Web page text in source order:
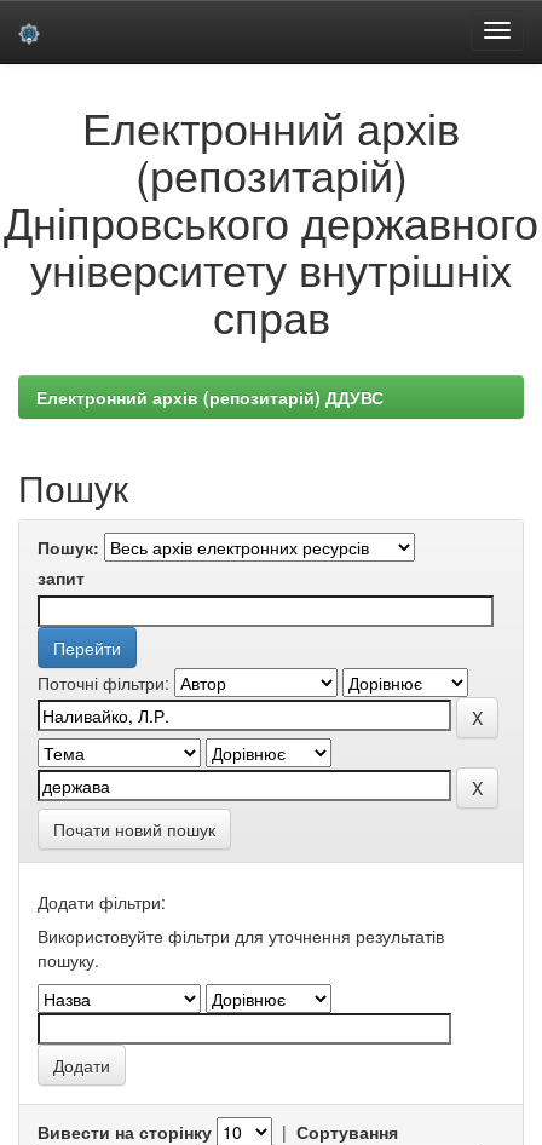
Електронний архів
(репозитарій)
Дніпровського державного
університету внутрішніх
справ
Електронний архів (репозитарій) ДДУВС
Пошук
Пошук:
запит
Поточні фільтри:
Почати новий пошук
Додати фільтри:
Використовуйте фільтри для уточнення результатів
пошуку.
Вивести на сторінку | Сортування